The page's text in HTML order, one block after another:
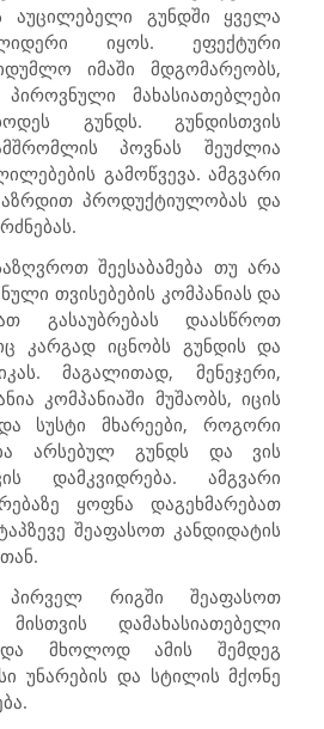
აუცილებელი გუნდში ყველა
იყოს. ეფექტური
იმაში მდგომარეობს,
მახასიათებლები
გუნდს. გუნდისთვის
პოვნას შეუძლია
გამოწვევა. ამგვარი
პროდუქტიულობას და
შეესაბამება თუ არა
თვისებების კომპანიას და
გასაუბრებას დაასწროთ
კარგად იცნობს გუნდის და
მაგალითად, მენეჯერი,
კომპანიაში მუშაობს, იცის
სუსტი მხარეები, როგორი
არსებულ გუნდს და ვის
დამკვიდრება. ამგვარი
ყოფნა დაგეხმარებათ
შეაფასოთ კანდიდატის
პირველ რიგში შეაფასოთ
დამახასიათებელი
და მხოლოდ ამის შემდეგ
უნარების და სტილის მქონე